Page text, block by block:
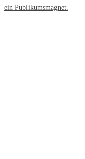
ein Publikumsmagnet.